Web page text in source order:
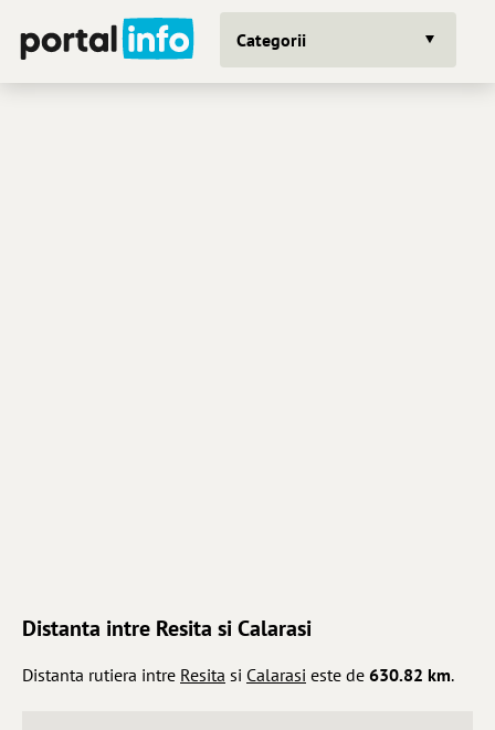
Categorii
Distanta intre Resita si Calarasi
Distanta rutiera intre Resita si Calarasi este de 630.82 km.